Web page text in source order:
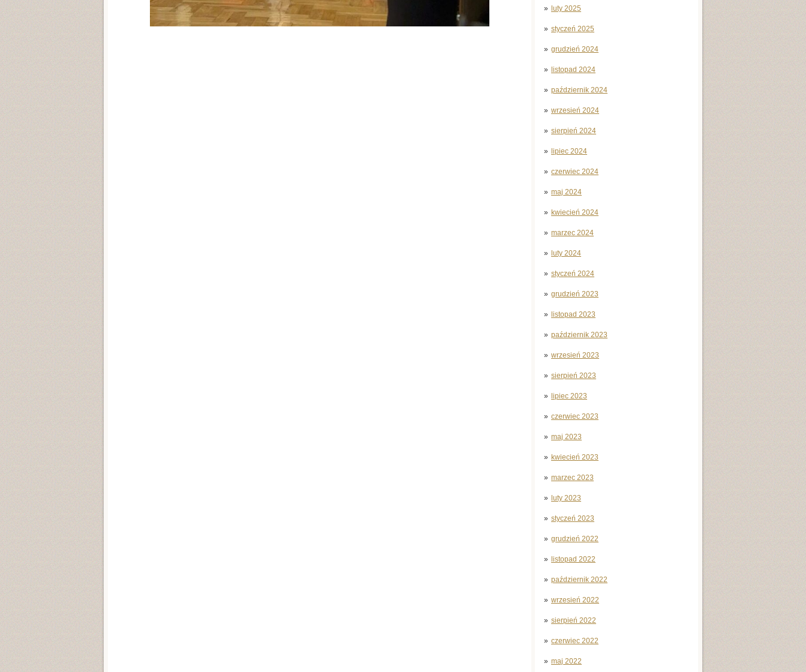
luty 2025
styczeń 2025
grudzień 2024
listopad 2024
październik 2024
wrzesień 2024
sierpień 2024
lipiec 2024
czerwiec 2024
maj 2024
kwiecień 2024
marzec 2024
luty 2024
styczeń 2024
grudzień 2023
listopad 2023
październik 2023
wrzesień 2023
sierpień 2023
lipiec 2023
czerwiec 2023
maj 2023
kwiecień 2023
marzec 2023
luty 2023
styczeń 2023
grudzień 2022
listopad 2022
październik 2022
wrzesień 2022
sierpień 2022
czerwiec 2022
maj 2022